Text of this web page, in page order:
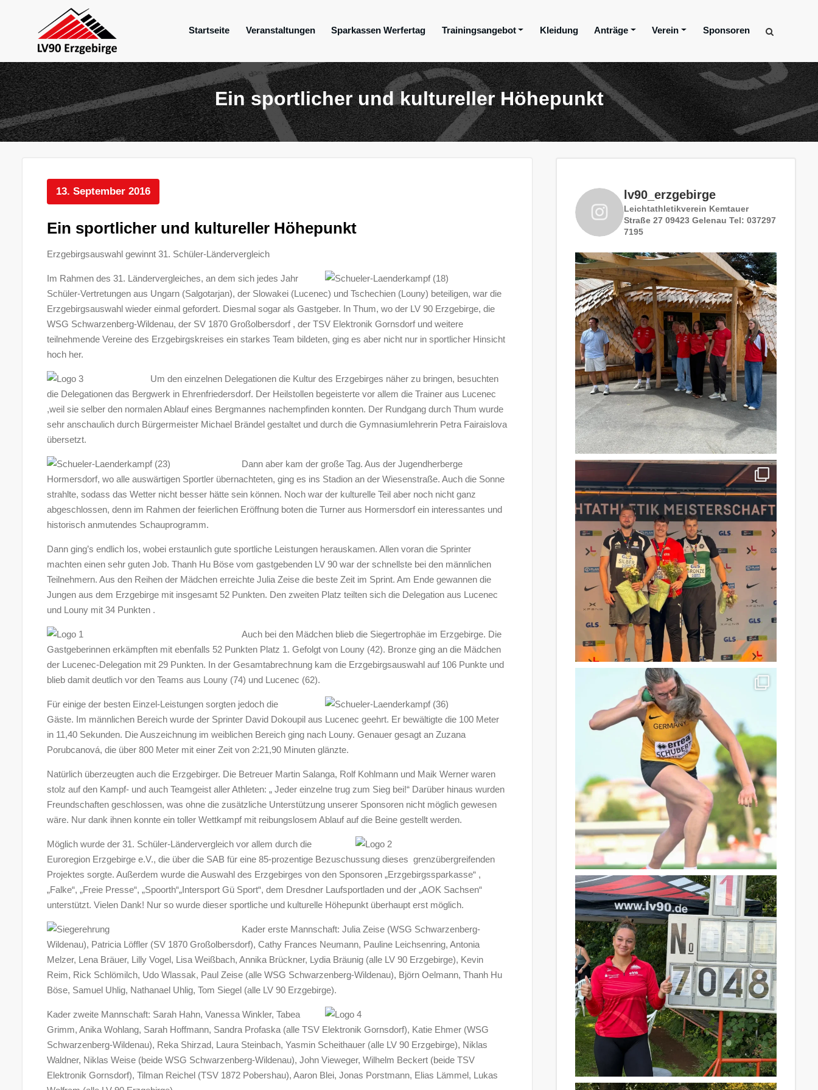
springen
Startseite Veranstaltungen Sparkassen Werfertag Trainingsangebot Kleidung Anträge Verein Sponsoren
Ein sportlicher und kultureller Höhepunkt
13. September 2016
Ein sportlicher und kultureller Höhepunkt
Erzgebirgsauswahl gewinnt 31. Schüler-Ländervergleich
Im Rahmen des 31. Ländervergleiches, an dem sich jedes Jahr
Schüler-Vertretungen aus Ungarn (Salgotarjan), der Slowakei (Lucenec) und Tschechien (Louny) beteiligen, war die
Erzgebirgsauswahl wieder einmal gefordert. Diesmal sogar als Gastgeber. In Thum, wo der LV 90 Erzgebirge, die
WSG Schwarzenberg-Wildenau, der SV 1870 Großolbersdorf , der TSV Elektronik Gornsdorf und weitere
teilnehmende Vereine des Erzgebirgskreises ein starkes Team bildeten, ging es aber nicht nur in sportlicher Hinsicht
hoch her.
Um den einzelnen Delegationen die Kultur des Erzgebirges näher zu bringen, besuchten
die Delegationen das Bergwerk in Ehrenfriedersdorf. Der Heilstollen begeisterte vor allem die Trainer aus Lucenec
,weil sie selber den normalen Ablauf eines Bergmannes nachempfinden konnten. Der Rundgang durch Thum wurde
sehr anschaulich durch Bürgermeister Michael Brändel gestaltet und durch die Gymnasiumlehrerin Petra Fairaislova
übersetzt.
Dann aber kam der große Tag. Aus der Jugendherberge
Hormersdorf, wo alle auswärtigen Sportler übernachteten, ging es ins Stadion an der Wiesenstraße. Auch die Sonne
strahlte, sodass das Wetter nicht besser hätte sein können. Noch war der kulturelle Teil aber noch nicht ganz
abgeschlossen, denn im Rahmen der feierlichen Eröffnung boten die Turner aus Hormersdorf ein interessantes und
historisch anmutendes Schauprogramm.
Dann ging’s endlich los, wobei erstaunlich gute sportliche Leistungen herauskamen. Allen voran die Sprinter
machten einen sehr guten Job. Thanh Hu Böse vom gastgebenden LV 90 war der schnellste bei den männlichen
Teilnehmern. Aus den Reihen der Mädchen erreichte Julia Zeise die beste Zeit im Sprint. Am Ende gewannen die
Jungen aus dem Erzgebirge mit insgesamt 52 Punkten. Den zweiten Platz teilten sich die Delegation aus Lucenec
und Louny mit 34 Punkten .
Auch bei den Mädchen blieb die Siegertrophäe im Erzgebirge. Die
Gastgeberinnen erkämpften mit ebenfalls 52 Punkten Platz 1. Gefolgt von Louny (42). Bronze ging an die Mädchen
der Lucenec-Delegation mit 29 Punkten. In der Gesamtabrechnung kam die Erzgebirgsauswahl auf 106 Punkte und
blieb damit deutlich vor den Teams aus Louny (74) und Lucenec (62).
Für einige der besten Einzel-Leistungen sorgten jedoch die
Gäste. Im männlichen Bereich wurde der Sprinter David Dokoupil aus Lucenec geehrt. Er bewältigte die 100 Meter
in 11,40 Sekunden. Die Auszeichnung im weiblichen Bereich ging nach Louny. Genauer gesagt an Zuzana
Porubcanová, die über 800 Meter mit einer Zeit von 2:21,90 Minuten glänzte.
Natürlich überzeugten auch die Erzgebirger. Die Betreuer Martin Salanga, Rolf Kohlmann und Maik Werner waren
stolz auf den Kampf- und auch Teamgeist aller Athleten: „ Jeder einzelne trug zum Sieg bei!“ Darüber hinaus wurden
Freundschaften geschlossen, was ohne die zusätzliche Unterstützung unserer Sponsoren nicht möglich gewesen
wäre. Nur dank ihnen konnte ein toller Wettkampf mit reibungslosem Ablauf auf die Beine gestellt werden.
Möglich wurde der 31. Schüler-Ländervergleich vor allem durch die
Euroregion Erzgebirge e.V., die über die SAB für eine 85-prozentige Bezuschussung dieses grenzübergreifenden
Projektes sorgte. Außerdem wurde die Auswahl des Erzgebirges von den Sponsoren „Erzgebirgssparkasse“ ,
„Falke“, „Freie Presse“, „Spoorth“„Intersport Gü Sport“, dem Dresdner Laufsportladen und der „AOK Sachsen“
unterstützt. Vielen Dank! Nur so wurde dieser sportliche und kulturelle Höhepunkt überhaupt erst möglich.
Kader erste Mannschaft: Julia Zeise (WSG Schwarzenberg-
Wildenau), Patricia Löffler (SV 1870 Großolbersdorf), Cathy Frances Neumann, Pauline Leichsenring, Antonia
Melzer, Lena Bräuer, Lilly Vogel, Lisa Weißbach, Annika Brückner, Lydia Bräunig (alle LV 90 Erzgebirge), Kevin
Reim, Rick Schlömilch, Udo Wlassak, Paul Zeise (alle WSG Schwarzenberg-Wildenau), Björn Oelmann, Thanh Hu
Böse, Samuel Uhlig, Nathanael Uhlig, Tom Siegel (alle LV 90 Erzgebirge).
Kader zweite Mannschaft: Sarah Hahn, Vanessa Winkler, Tabea
Grimm, Anika Wohlang, Sarah Hoffmann, Sandra Profaska (alle TSV Elektronik Gornsdorf), Katie Ehmer (WSG
Schwarzenberg-Wildenau), Reka Shirzad, Laura Steinbach, Yasmin Scheithauer (alle LV 90 Erzgebirge), Niklas
Waldner, Niklas Weise (beide WSG Schwarzenberg-Wildenau), John Vieweger, Wilhelm Beckert (beide TSV
Elektronik Gornsdorf), Tilman Reichel (TSV 1872 Pobershau), Aaron Blei, Jonas Porstmann, Elias Lämmel, Lukas
lv90_erzgebirge
Leichtathletikverein Kemtauer
Straße 27 09423 Gelenau Tel: 037297
7195